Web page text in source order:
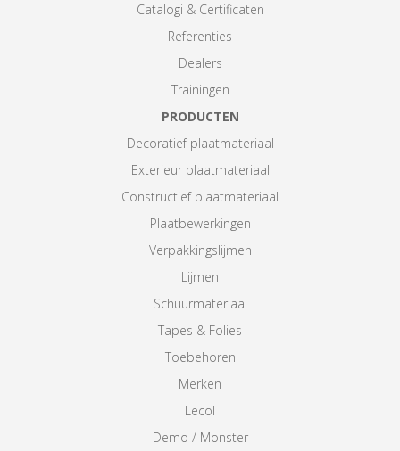
Catalogi & Certificaten
Referenties
Dealers
Trainingen
PRODUCTEN
Decoratief plaatmateriaal
Exterieur plaatmateriaal
Constructief plaatmateriaal
Plaatbewerkingen
Verpakkingslijmen
Lijmen
Schuurmateriaal
Tapes & Folies
Toebehoren
Merken
Lecol
Demo / Monster